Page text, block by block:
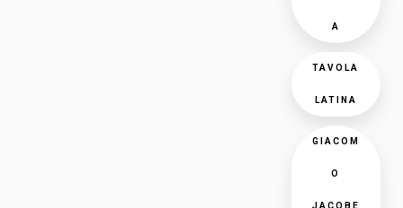
A
TAVOLA
LATINA
GIACOM
O
JACOBE